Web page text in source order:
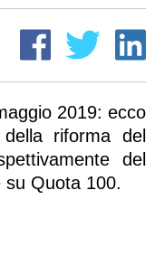
2019: ecco
riforma del
del
su Quota 100.